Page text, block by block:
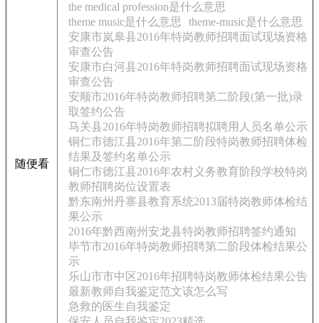
随便看
the medical profession是什么意思
theme music是什么意思
theme-music是什么意思
安康市岚皋县2016年特岗教师招聘面试现场资格
审查公告
安康市白河县2016年特岗教师招聘面试现场资格
审查公告
安顺市2016年特岗教师招聘第二阶段(第一批)录
取签约公告
马关县2016年特岗教师招聘拟聘用人员名单公示
铜仁市德江县2016年第二阶段特岗教师招聘体检
结果及签约名单公示
铜仁市德江县2016年农村义务教育阶段学校特岗
教师招聘岗位设置表
黔东南州丹寨县教育系统2013届特岗教师体检结
果公示
2016年黔西南州安龙县特岗教师招聘签约通知
毕节市2016年特岗教师招聘第二阶段体检结果公
示
乐山市市中区2016年招聘特岗教师体检结果公告
最新教师自我鉴定范文该怎么写
急救的医生自我鉴定